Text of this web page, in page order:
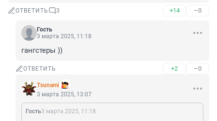
ОТВЕТИТЬ 3 +14 –0
Гость
3 марта 2025, 11:18
гангстеры ))
ОТВЕТИТЬ +2 –0
Tsunami
3 марта 2025, 13:07
Гость3 марта 2025, 11:18